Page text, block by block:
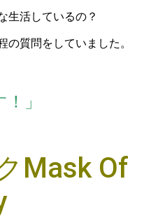
生活しているの？
の質問をしていました。
」
Mask Of